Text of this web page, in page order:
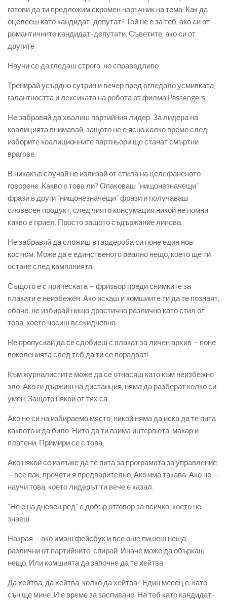
готови да ти предложим скромен наръчник на тема: Как да
оцелееш като кандидат-депутат? Той не е за теб, ако си от
романтичните кандидат-депутати. Съветите, ако си от
другите:
Научи се да гледаш строго, но справедливо.
Тренирай усърдно сутрин и вечер пред огледало усмивката,
галантността и лексиката на робота от филма Passengers.
Не забравяй да хвалиш партийния лидер. За лидера на
коалицията внимавай, защото не е ясно колко време след
изборите коалиционните партньори ще станат смъртни
врагове.
В никакъв случай не излизай от стила на целoфаненото
говорене. Какво е това ли? Опаковаш “нищонезначещи”
фрази в други “нищонезначещи” фрази и получаваш
словесен продукт, след чиято консумация никой не помни
какво е приел. Просто защото съдържание липсва.
Не забравяй да сложиш в гардероба си поне един нов
костюм. Може да е единственото реално нещо, което ще ти
остане след кампанията.
Същото е с прическата – фризьор преди снимките за
плакати е неизбежен. Ако искаш и комшиите ти да те познаят,
обаче, не избирай нищо драстично различно като стил от
това, което носиш всекидневно.
Не пропускай да се сдобиеш с плакат за личен архив – поне
поколенията след теб да ти се порадват!
Към журналистите може да се отнасяш като към неизбежно
зло. Ако ги държиш на дистанция, няма да разберат колко си
умен. Защото някои от тях са.
Ако не си на избираемо място, никой няма да иска да те пита
каквото и да било. Нито да ти взима интервюта, макар и
платени. Примири се с това.
Ако някой се излъже да те пита за програмата за управление
– все пак, прочети я предварително. Ако има такава. Ако не –
научи това, което лидерът ти вече е казал.
“Не е на дневен ред” е добър отговор за всичко, което не
знаеш.
Накрая – ако имаш фейсбук и все още пишеш неща,
различни от партийните, спирай. Иначе може да объркаш
нещо. Или комшията да започне да те хейтва.
Да хейтва, да хейтва, колко да хейтва? Един месец е, като
сън ще мине. И е време за заспиване. На теб като кандидат-